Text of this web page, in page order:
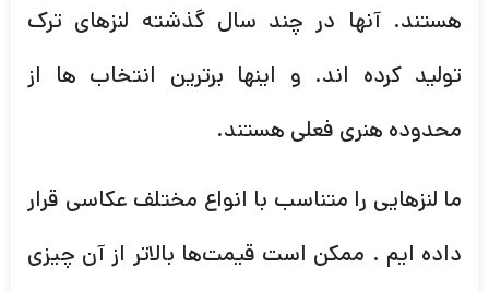
هستند. آنها در چند سال گذشته لنزهای ترک
تولید کرده اند. و اینها برترین انتخاب ها از
محدوده هنری فعلی هستند.
ما لنزهایی را متناسب با انواع مختلف عکاسی قرار
داده ایم . ممکن است قیمت‌ها بالاتر از آن چیزی